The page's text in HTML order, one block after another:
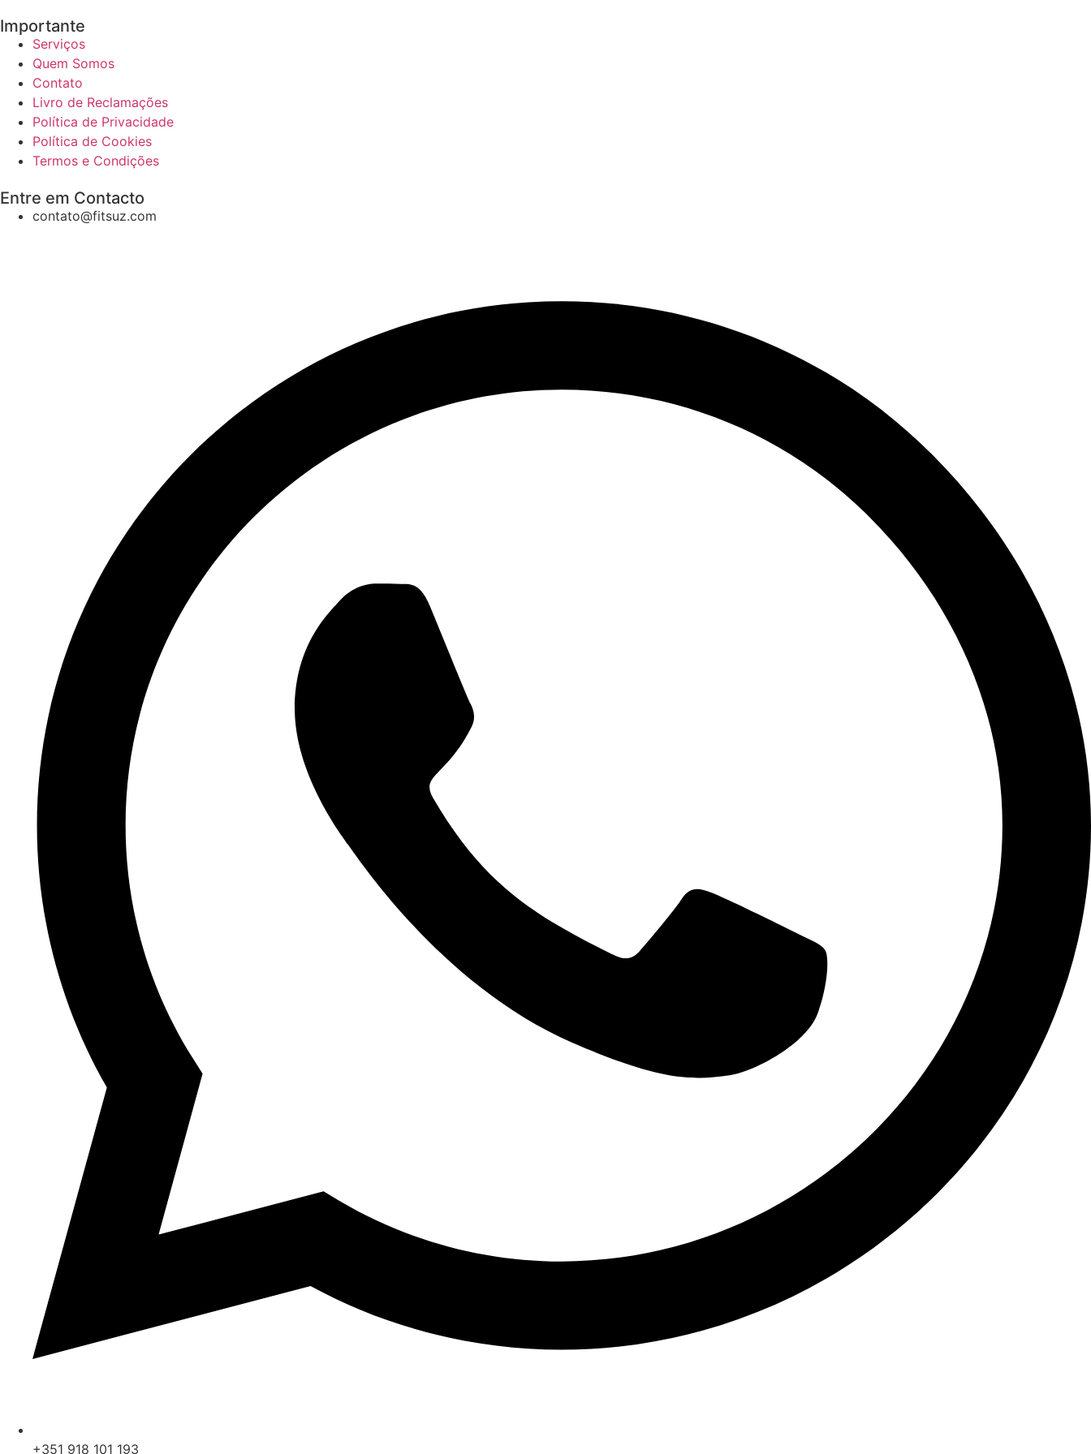
Importante
Serviços
Quem Somos
Contato
Livro de Reclamações
Política de Privacidade
Política de Cookies
Termos e Condições
Entre em Contacto
contato@fitsuz.com
+351 918 101 193